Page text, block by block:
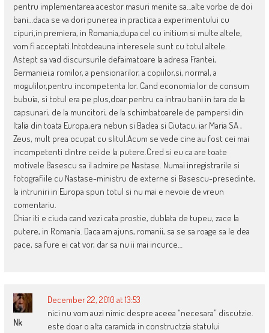
pentru implementarea acestor masuri menite sa…alte vorbe de doi
bani…daca se va dori punerea in practica a experimentului cu
cipuri,in premiera, in Romania,dupa cel cu initium si multe altele,
vom fi acceptati.Intotdeauna interesele sunt cu totul altele.
Astept sa vad discursurile defaimatoare la adresa Frantei,
Germaniei,a romilor, a pensionarilor, a copiilor,si, normal, a
mogulilor,pentru incompetenta lor. Cand economia lor de consum
bubuia, si totul era pe plus,doar pentru ca intrau bani in tara de la
capsunari, de la muncitori, de la schimbatoarele de pampersi din
Italia din toata Europa,era nebun si Badea si Ciutacu, iar Maria SA ,
Zeus, mult prea ocupat cu slitul.Acum se vede cine au fost cei mai
incompetenti dintre cei de la putere.Cred si eu ca are toate
motivele Basescu sa il admire pe Nastase. Numai inregistrarile si
fotografiile cu Nastase-ministru de externe si Basescu-presedinte,
la intruniri in Europa spun totul si nu mai e nevoie de vreun
comentariu.
Chiar iti e ciuda cand vezi cata prostie, dublata de tupeu, zace la
putere, in Romania. Daca am ajuns, romanii, sa se sa roage sa le dea
pace, sa fure ei cat vor, dar sa nu ii mai incurce…
Nk
December 22, 2010 at 13:53
nici nu vom auzi nimic despre aceea “necesara” discutzie.
este doar o alta caramida in constructzia statului